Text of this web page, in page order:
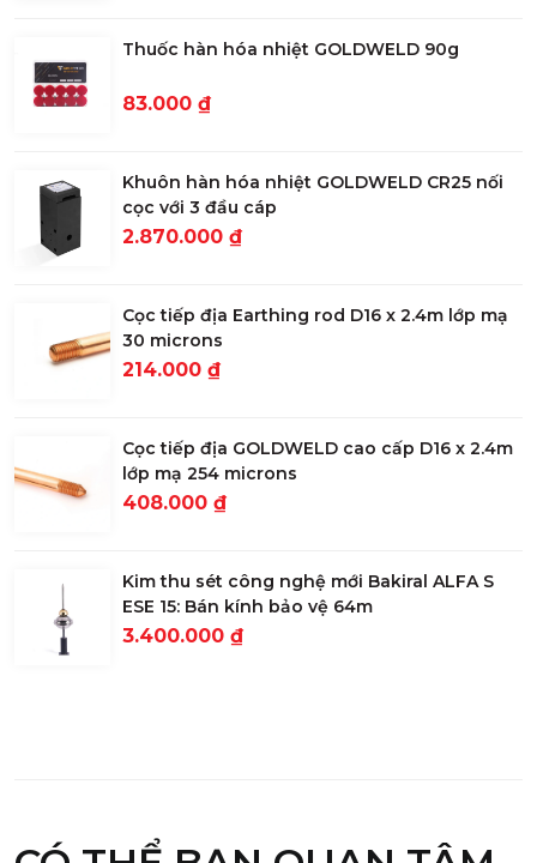
Thuốc hàn hóa nhiệt GOLDWELD 90g
83.000 ₫
Khuôn hàn hóa nhiệt GOLDWELD CR25 nối
cọc với 3 đầu cáp
2.870.000 ₫
Cọc tiếp địa Earthing rod D16 x 2.4m lớp mạ
30 microns
214.000 ₫
Cọc tiếp địa GOLDWELD cao cấp D16 x 2.4m
lớp mạ 254 microns
408.000 ₫
Kim thu sét công nghệ mới Bakiral ALFA S
ESE 15: Bán kính bảo vệ 64m
3.400.000 ₫